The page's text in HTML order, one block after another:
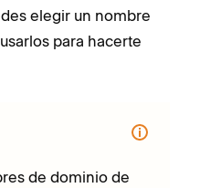
elegir un nombre
para hacerte
de dominio de